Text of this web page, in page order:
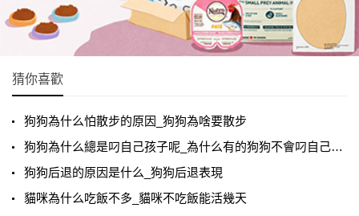
猜你喜歡
狗狗為什么怕散步的原因_狗狗為啥要散步
狗狗為什么總是叼自己孩子呢_為什么有的狗狗不會叼自己寶寶
狗狗后退的原因是什么_狗狗后退表現
貓咪為什么吃飯不多_貓咪不吃飯能活幾天